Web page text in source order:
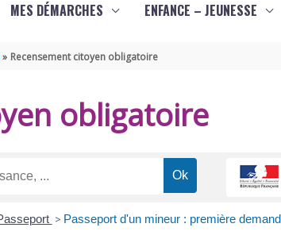
MES DÉMARCHES ENFANCE – JEUNESSE
Recensement citoyen obligatoire
obligatoire
> Passeport d'un mineur : première